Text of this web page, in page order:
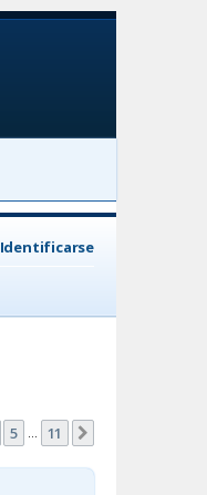
Identificarse
5 … 11